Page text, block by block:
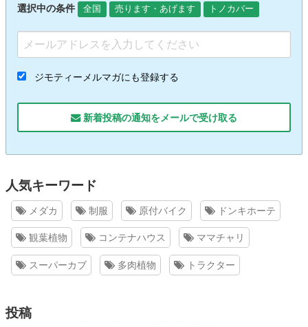
選択中の条件 全国 売ります・あげます トノカバー
ジモティーメルマガにも登録する
新着投稿の通知をメールで受け取る
人気キーワード
メダカ 制服 原付バイク ドンキホーテ
観葉植物 コンテナハウス ママチャリ
スーパーカブ 多肉植物 トラクター
投稿